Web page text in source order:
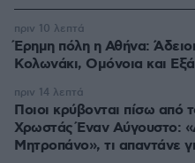
Έρημη πόλη η Αθήνα:
Κολωνάκι, Ομόνοια και
πριν 10 λεπτά
Ποιοι κρύβονται πίσω από
Χρωστάς Έναν Αύγουστο:
Μητροπάνο», τι απαντάνε
πριν 14 λεπτά